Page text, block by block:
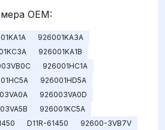
OEM:
926001KA3A
926001KA1B
926001HC1A
926001HD5A
926003VA0D
926001KC5A
D11R-61450
92600-3VB7V